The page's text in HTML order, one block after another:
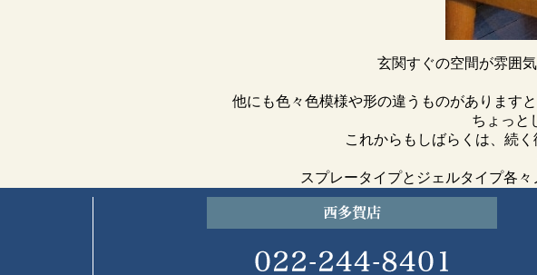
玄関すぐの空間が雰囲
他にも色々色模様や形の違うものがあります
ちょっと
これからもしばらくは、続
スプレータイプとジェルタイプ各